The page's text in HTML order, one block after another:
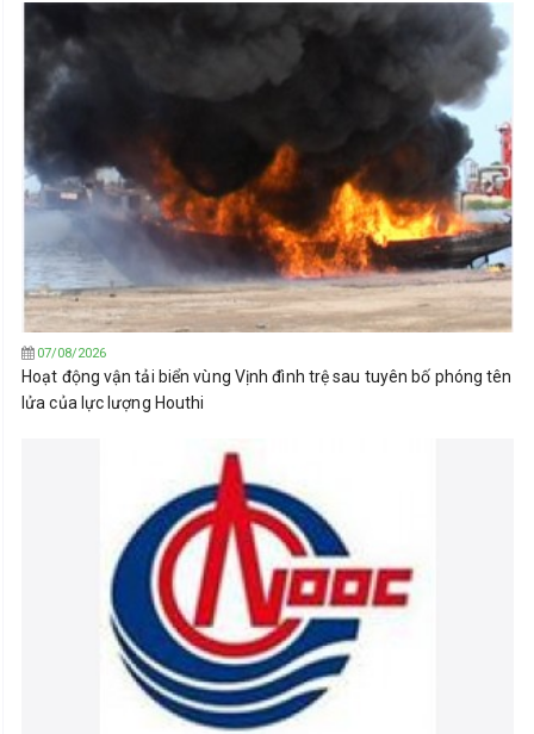
07/08/2026
Hoạt động vận tải biển vùng Vịnh đình trệ sau tuyên bố phóng tên
lửa của lực lượng Houthi